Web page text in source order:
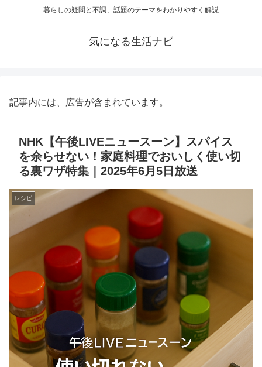
暮らしの疑問と不調、話題のテーマをわかりやすく解説
気になる生活ナビ
記事内には、広告が含まれています。
NHK【午後LIVEニュースーン】スパイス
を余らせない！家庭料理でおいしく使い切
る裏ワザ特集｜2025年6月5日放送
レシピ